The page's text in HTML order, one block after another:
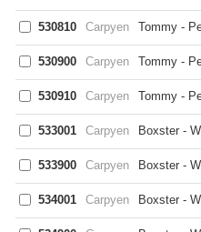
530810 Carpyen Tommy -
530900 Carpyen Tommy -
530910 Carpyen Tommy -
533001 Carpyen Boxster -
533900 Carpyen Boxster -
534001 Carpyen Boxster -